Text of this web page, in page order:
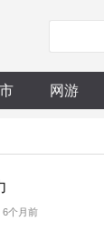
网游
个月前